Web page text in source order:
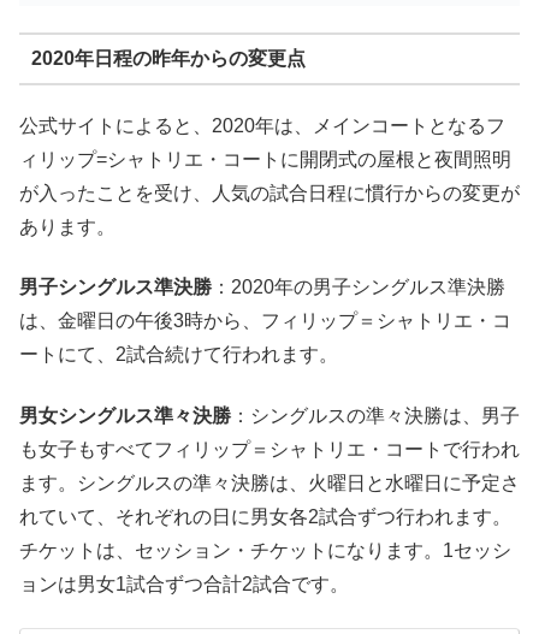
2020年日程の昨年からの変更点
公式サイトによると、2020年は、メインコートとなるフ
ィリップ=シャトリエ・コートに開閉式の屋根と夜間照明
が入ったことを受け、人気の試合日程に慣行からの変更が
あります。
男子シングルス準決勝 ：2020年の男子シングルス準決勝
は、金曜日の午後3時から、フィリップ＝シャトリエ・コ
ートにて、2試合続けて行われます。
男女シングルス準々決勝 ：シングルスの準々決勝は、男子
も女子もすべてフィリップ＝シャトリエ・コートで行われ
ます。シングルスの準々決勝は、火曜日と水曜日に予定さ
れていて、それぞれの日に男女各2試合ずつ行われます。
チケットは、セッション・チケットになります。1セッシ
ョンは男女1試合ずつ合計2試合です。